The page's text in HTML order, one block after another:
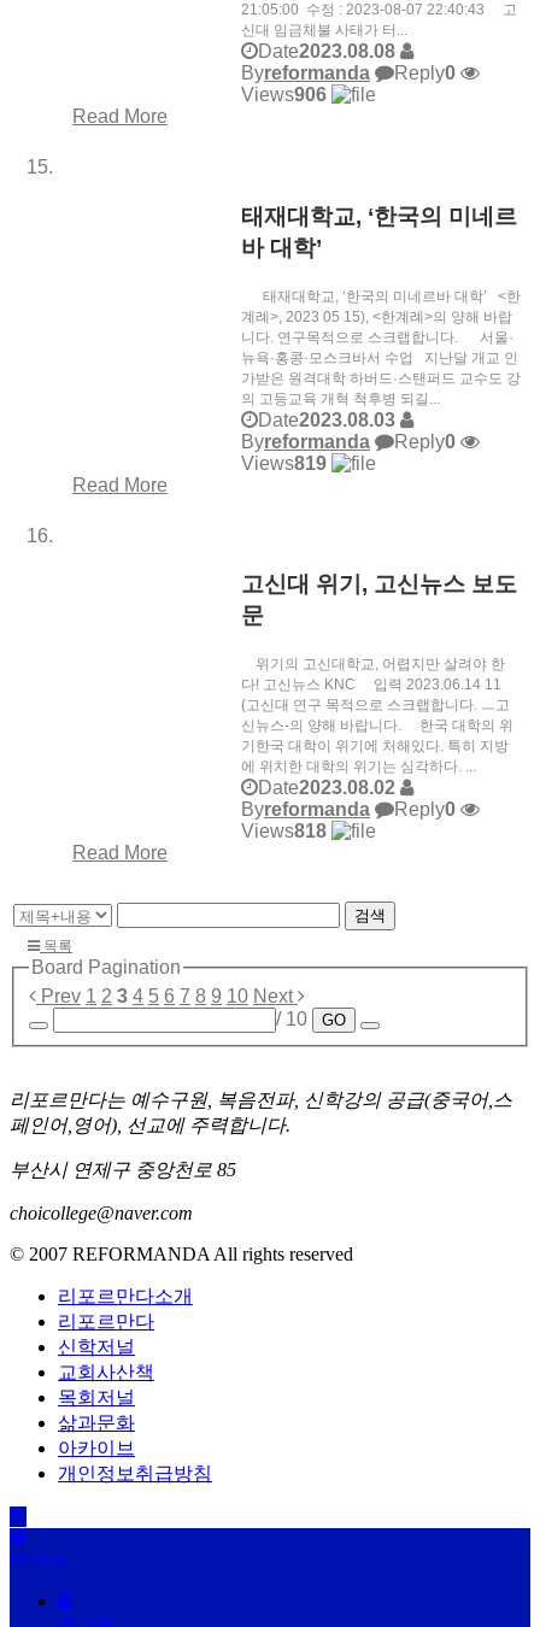
21:05:00 수정 : 2023-08-07 22:40:43 고
신대 임금체불 사태가 터...
Date2023.08.08
Byreformanda Reply0
Views906
Read More
태재대학교, ‘한국의 미네르
바 대학’
태재대학교, ‘한국의 미네르바 대학’ <한
계례>, 2023 05 15), <한계례>의 양해 바랍
니다. 연구목적으로 스크랩합니다. 서울·
뉴욕·홍콩·모스크바서 수업 지난달 개교 인
가받은 원격대학 하버드·스탠퍼드 교수도 강
의 고등교육 개혁 척후병 되길...
Date2023.08.03
Byreformanda Reply0
Views819
Read More
고신대 위기, 고신뉴스 보도
문
위기의 고신대학교, 어렵지만 살려야 한
다! 고신뉴스 KNC 입력 2023.06.14 11
(고신대 연구 목적으로 스크랩합니다. ㅡ고
신뉴스-의 양해 바랍니다. 한국 대학의 위
기한국 대학이 위기에 처해있다. 특히 지방
에 위치한 대학의 위기는 심각하다. ...
Date2023.08.02
Byreformanda Reply0
Views818
Read More
검색
목록
Board Pagination
Prev 1 2 3 4 5 6 7 8 9 10 Next
/ 10
GO
리포르만다는 예수구원, 복음전파, 신학강의 공급(중국어,스
페인어,영어), 선교에 주력합니다.
부산시 연제구 중앙천로 85
choicollege@naver.com
© 2007 REFORMANDA All rights reserved
리포르만다소개
리포르만다
신학저널
교회사산책
목회저널
삶과문화
아카이브
개인정보취급방침
HOME